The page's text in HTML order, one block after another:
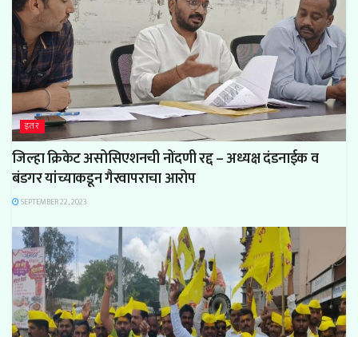
इतर
जिल्हा क्रिकेट असोसिएशनची नोंदणी रद्द – अध्यक्ष दंडनाईक व
बंडगर यांच्याकडून गैरवापराचा आरोप
SEPTEMBER 22, 2023